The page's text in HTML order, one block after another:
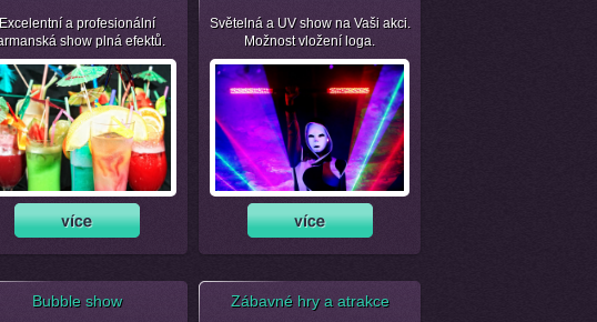
Excelentní a profesionální
show plná efektů.
Světelná a UV show na Vaši akci.
Možnost vložení loga.
Bubble show Zábavné hry a atrakce